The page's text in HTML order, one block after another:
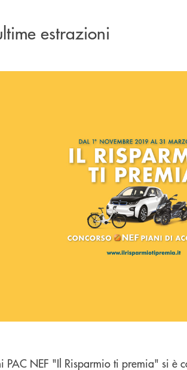
estrazioni
PAC NEF "Il Risparmio ti premia" si è